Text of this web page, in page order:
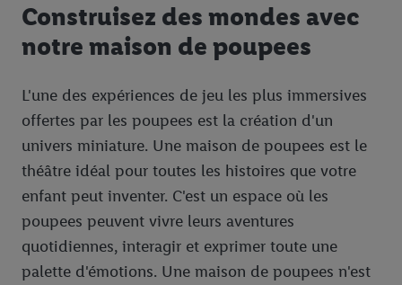
Construisez des mondes avec
notre maison de poupees
L'une des expériences de jeu les plus immersives
offertes par les poupees est la création d'un
univers miniature. Une maison de poupees est le
théâtre idéal pour toutes les histoires que votre
enfant peut inventer. C'est un espace où les
poupees peuvent vivre leurs aventures
quotidiennes, interagir et exprimer toute une
palette d'émotions. Une maison de poupees n'est